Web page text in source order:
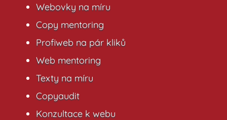
Webovky na míru
Copy mentoring
Profiweb na pár kliků
Web mentoring
Texty na míru
Copyaudit
Konzultace k webu